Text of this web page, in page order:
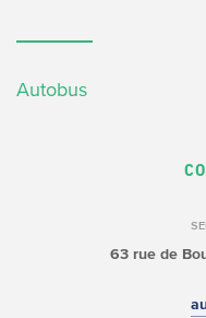
Autobus
63 rue de